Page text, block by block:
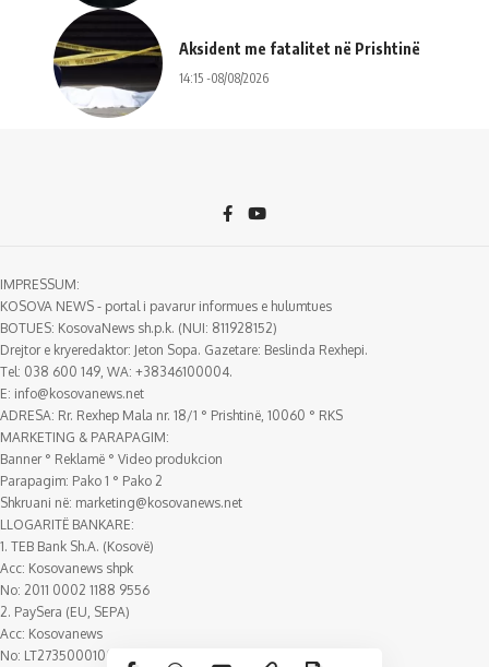
Aksident me fatalitet në Prishtinë
14:15 -08/08/2026
IMPRESSUM:
KOSOVA NEWS - portal i pavarur informues e hulumtues
BOTUES: KosovaNews sh.p.k. (NUI: 811928152)
Drejtor e kryeredaktor: Jeton Sopa. Gazetare: Beslinda Rexhepi.
Tel: 038 600 149, WA: +38346100004.
E: info@kosovanews.net
ADRESA: Rr. Rexhep Mala nr. 18/1 ° Prishtinë, 10060 ° RKS
MARKETING & PARAPAGIM:
Banner ° Reklamë ° Video produkcion
Parapagim: Pako 1 ° Pako 2
Shkruani në: marketing@kosovanews.net
LLOGARITË BANKARE:
1. TEB Bank Sh.A. (Kosovë)
Acc: Kosovanews shpk
No: 2011 0002 1188 9556
2. PaySera (EU, SEPA)
Acc: Kosovanews
No: LT273500010018388807